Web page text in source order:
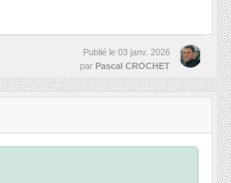
Publié le 03 janv. 2026
par Pascal CROCHET